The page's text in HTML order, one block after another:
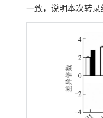
一致，说明本次转录